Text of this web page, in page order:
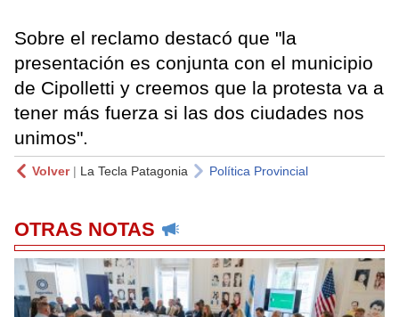
Sobre el reclamo destacó que "la
presentación es conjunta con el municipio
de Cipolletti y creemos que la protesta va a
tener más fuerza si las dos ciudades nos
unimos".
Volver| La Tecla Patagonia Política Provincial
OTRAS NOTAS